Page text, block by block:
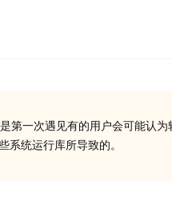
一次遇见有的用户会可能认为
系统运行库所导致的。